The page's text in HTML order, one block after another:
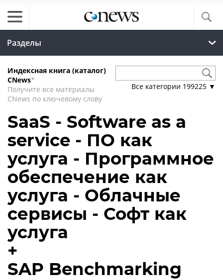
Разделы
Индексная книга (каталог)
CNews*
Получите все материалы
CNews по ключевому слову
Все категории 199225 ▼
SaaS - Software as a
service - ПО как
услуга - Программное
обеспечение как
услуга - Облачные
сервисы - Софт как
услуга
+
SAP Benchmarking